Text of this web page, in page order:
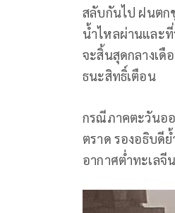
สลับกันไป ฝนตก
น้ำไหลผ่านและ
จะสิ้นสุดกลางเ
ธนะสิทธิ์เตือน
กรณีภาคตะวันอ
ตราด รองอธิบดี
อากาศต่ำทะเล